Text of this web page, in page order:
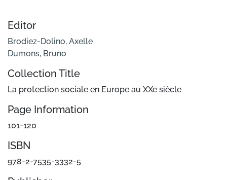
Editor
Brodiez-Dolino, Axelle
Dumons, Bruno
Collection Title
La protection sociale en Europe au XXe siècle
Page Information
101-120
ISBN
978-2-7535-3332-5